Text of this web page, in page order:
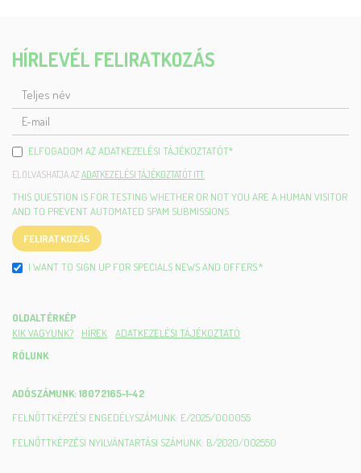
HÍRLEVÉL FELIRATKOZÁS
TELJES
NÉV
MAIL
ELFOGADOM AZ ADATKEZELÉSI TÁJÉKOZTATÓT*
ELOLVASHATJA AZ ADATKEZELÉSI TÁJÉKOZTATÓT ITT.
THIS QUESTION IS FOR TESTING WHETHER OR NOT YOU ARE A HUMAN VISITOR
AND TO PREVENT AUTOMATED SPAM SUBMISSIONS.
FELIRATKOZÁS
I WANT TO SIGN UP FOR SPECIALS NEWS AND OFFERS.*
OLDALTÉRKÉP
KIK VAGYUNK?
HÍREK
ADATKEZELÉSI TÁJÉKOZTATÓ
RÓLUNK
ADÓSZÁMUNK: 18072165-1-42
FELNŐTTKÉPZÉSI ENGEDÉLYSZÁMUNK: E/2025/000055
FELNŐTTKÉPZÉSI NYILVÁNTARTÁSI SZÁMUNK: B/2020/002550